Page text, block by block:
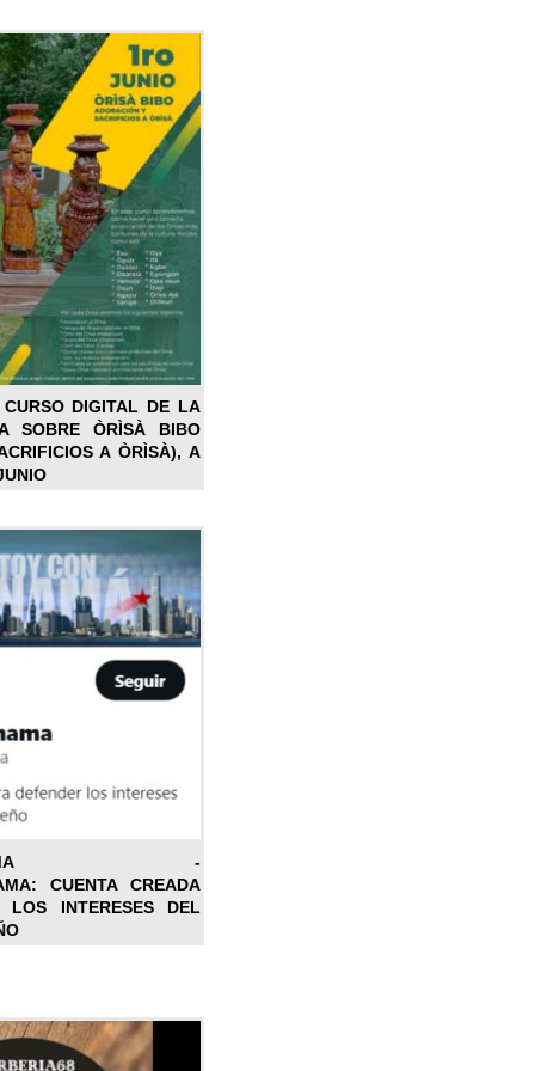
DIGITAL DE LA
SOBRE ÒRÌSÀ BIBO
A ÒRÌSÀ), A
-
CUENTA CREADA
LOS INTERESES DEL